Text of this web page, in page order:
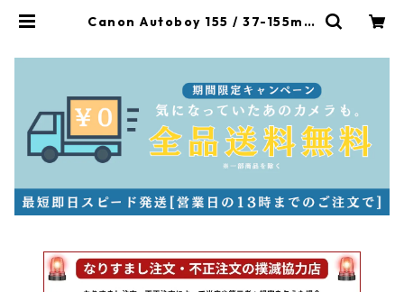
Canon Autoboy 155 / 37-155mm